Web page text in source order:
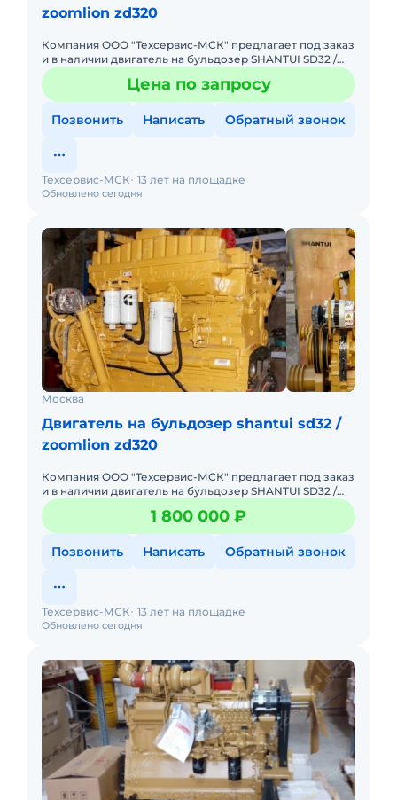
zoomlion zd320
Компания ООО "Техсервис-МСК" предлагает под заказ
и в наличии двигатель на бульдозер SHANTUI SD32 /
ZOOMLION ZD320 / BEEZONE D32. . Модель NTA855-
C360S10. .
Цена по запросу
Позвонить Написать Обратный звонок
Обновлено сегодня
Техсервис-МСК 13 лет на площадке
Москва
Двигатель на бульдозер shantui sd32 /
zoomlion zd320
Компания ООО "Техсервис-МСК" предлагает под заказ
и в наличии двигатель на бульдозер SHANTUI SD32 /
ZOOMLION ZD320 / BEEZONE D32. . Модель NTA855-
C360S10. .
1 800 000 ₽
Позвонить Написать Обратный звонок
Обновлено сегодня
Техсервис-МСК 13 лет на площадке